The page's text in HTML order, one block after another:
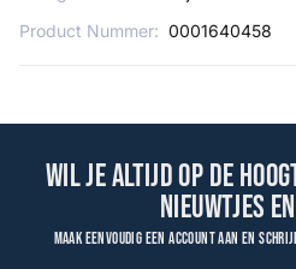
Product Nummer: 0001640458
Wil je altijd op de
nieuwtjes
Maak eenvoudig een account aan en